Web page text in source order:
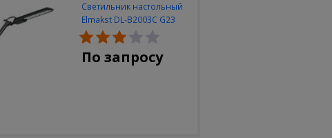
Светильник настольный
Elmakst DL-B2003C G23
черный струбцина
По запросу